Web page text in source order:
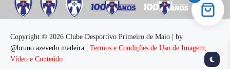
Copyright © 2026 Clube Desportivo Primeiro de Maio | by
@bruno.azevedo.madeira
Termos e Condições de Uso de Imagem,
Vídeo e Conteúdo